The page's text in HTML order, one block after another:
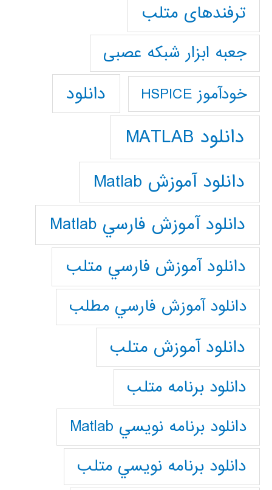
ترفندهای متلب
جعبه ابزار شبکه عصبی
خودآموز HSPICE دانلود
دانلود MATLAB
دانلود آموزش Matlab
دانلود آموزش فارسي Matlab
دانلود آموزش فارسي متلب
دانلود آموزش فارسي مطلب
دانلود آموزش متلب
دانلود برنامه متلب
دانلود برنامه نويسي Matlab
دانلود برنامه نويسي متلب